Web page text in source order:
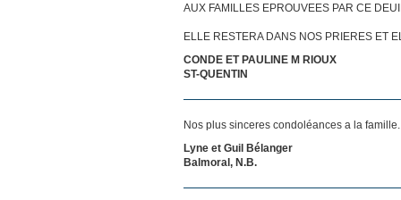
AUX FAMILLES EPROUVEES PAR CE
ELLE RESTERA DANS NOS PRIERES ET
CONDE ET PAULINE M RIOUX
ST-QUENTIN
Nos plus sinceres condoléances a la famille.
Lyne et Guil Bélanger
Balmoral, N.B.